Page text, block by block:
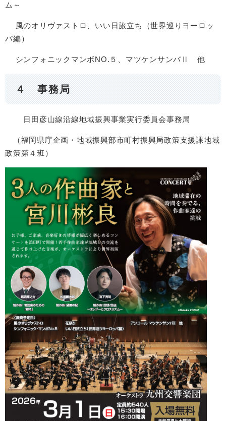
ム～
風のオリヴァストロ、いい日旅立ち（世界巡りヨーロッ
パ編）
シンフォニックマンボNO.５、マツケンサンバⅡ 他
４ 事務局
日田彦山線沿線地域振興事業実行委員会事務局
（福岡県庁企画・地域振興部市町村振興局政策支援課地域
政策第４班）